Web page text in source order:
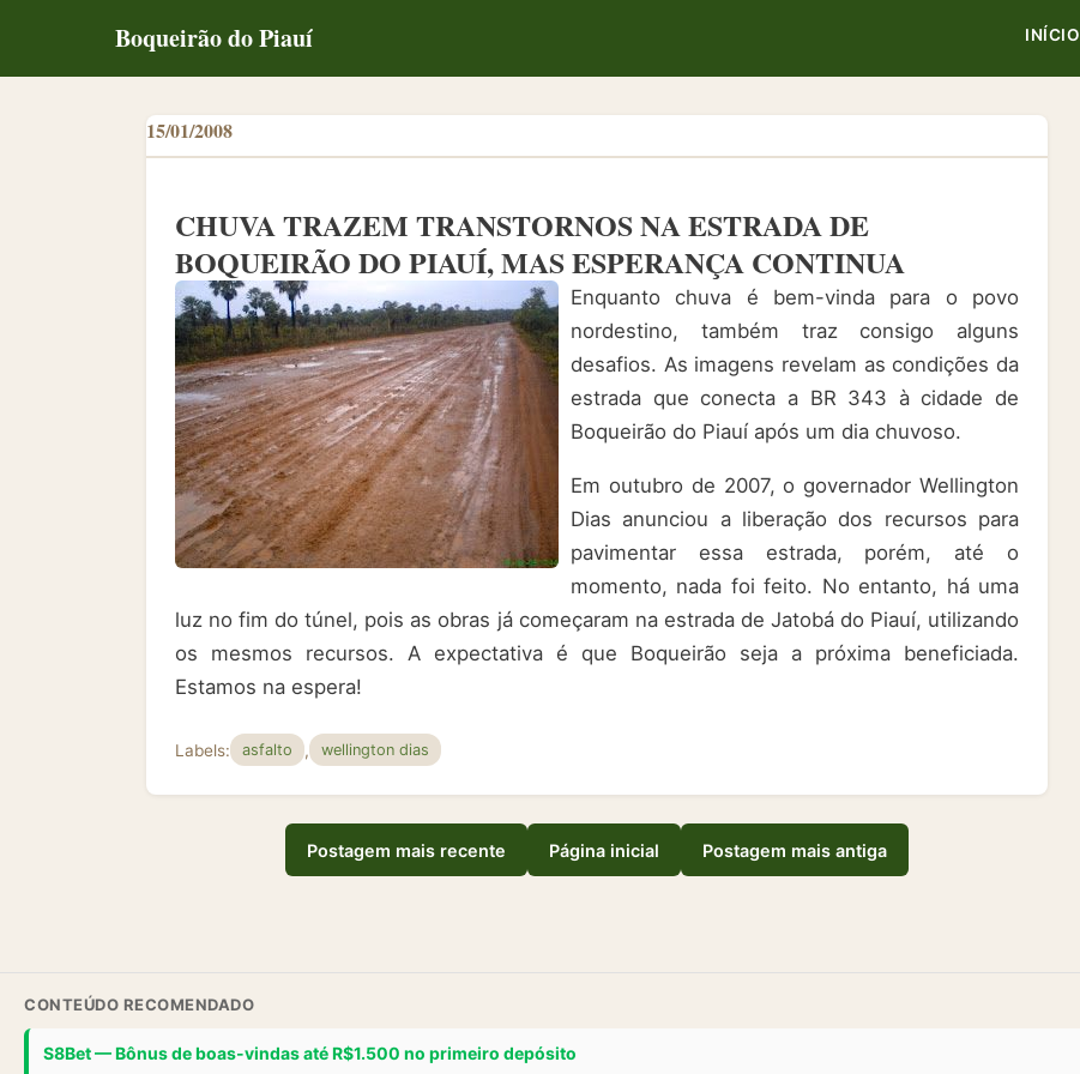
Boqueirão do Piauí INÍCIO
15/01/2008
CHUVA TRAZEM TRANSTORNOS NA ESTRADA DE
BOQUEIRÃO DO PIAUÍ, MAS ESPERANÇA CONTINUA
Enquanto chuva é bem-vinda para o povo
nordestino, também traz consigo alguns
desafios. As imagens revelam as condições da
estrada que conecta a BR 343 à cidade de
Boqueirão do Piauí após um dia chuvoso.
Em outubro de 2007, o governador Wellington
Dias anunciou a liberação dos recursos para
pavimentar essa estrada, porém, até o
momento, nada foi feito. No entanto, há uma
luz no fim do túnel, pois as obras já começaram na estrada de Jatobá do Piauí, utilizando
os mesmos recursos. A expectativa é que Boqueirão seja a próxima beneficiada.
Estamos na espera!
Labels: asfalto , wellington dias
Postagem mais recente Página inicial Postagem mais antiga
CONTEÚDO RECOMENDADO
S8Bet — Bônus de boas-vindas até R$1.500 no primeiro depósito